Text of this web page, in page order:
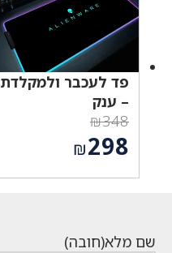
פד לעכבר ולמקלדת
– ענק
₪348
המחיר
המקורי
היה:
₪298
שם מלא(חובה)